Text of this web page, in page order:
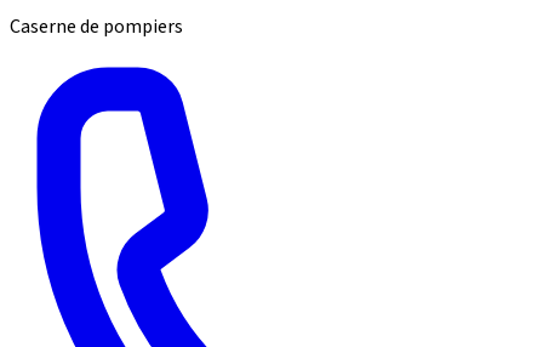
Caserne de pompiers